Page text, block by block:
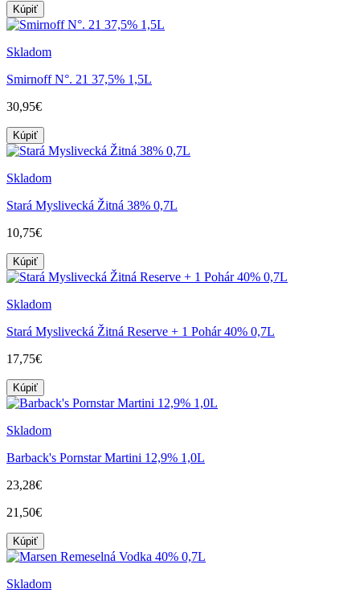
Kúpiť
Skladom
Smirnoff N°. 21 37,5% 1,5L
30,95€
Kúpiť
Skladom
Stará Myslivecká Žitná 38% 0,7L
10,75€
Kúpiť
Skladom
Stará Myslivecká Žitná Reserve + 1 Pohár 40% 0,7L
17,75€
Kúpiť
Skladom
Barback's Pornstar Martini 12,9% 1,0L
23,28€
21,50€
Kúpiť
Skladom